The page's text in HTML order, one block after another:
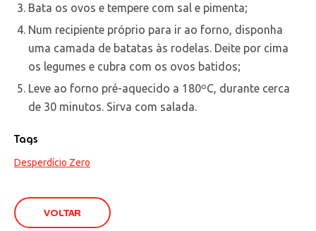
Bata os ovos e tempere com sal e pimenta;
Num recipiente próprio para ir ao forno, disponha
uma camada de batatas às rodelas. Deite por cima
os legumes e cubra com os ovos batidos;
Leve ao forno pré-aquecido a 180ºC, durante cerca
de 30 minutos. Sirva com salada.
Tags
Desperdício Zero
VOLTAR